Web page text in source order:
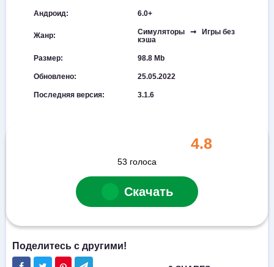
Андроид: 6.0+
Жанр:
Симуляторы ➞ Игры без
кэша
Размер: 98.8 Mb
Обновлено: 25.05.2022
Последняя версия: 3.1.6
4.8
53 голоса
Скачать